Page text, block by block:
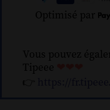
Optimisé par
Vous pouvez
Tipeee
👉